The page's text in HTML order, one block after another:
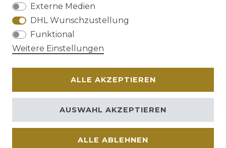
Widerrufs­recht
Externe Medien
DHL Wunschzustellung
Funktional
Weitere Einstellungen
ALLE AKZEPTIEREN
ALLE ABLEHNEN
AUSWAHL AKZEPTIEREN